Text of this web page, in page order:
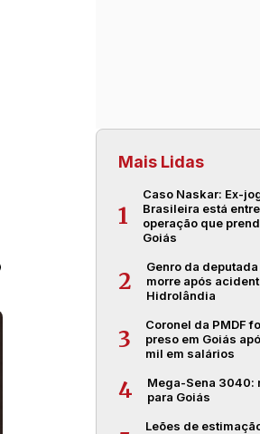
Mais Lidas
1
Caso Naskar: Ex-
Brasileira está
operação que
Goiás
2
Genro da
morre após
Hidrolândia
3
Coronel da PMDF
preso em Goiás
mil em salários
4
Mega-Sena 3040:
para Goiás
Leões de